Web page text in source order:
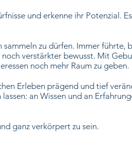
und erkenne ihr Potenzial.
zu dürfen. Immer führte,
verstärkter bewusst. Mit
noch mehr Raum zu geben.
Erleben prägend und tief
an Wissen und an
ganz verkörpert zu sein.